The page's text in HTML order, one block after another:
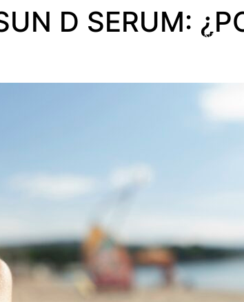
AFRICA ORGANICS BLOG CONTACTO
D SERUM: